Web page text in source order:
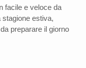
facile e veloce da
stagione estiva,
preparare il giorno